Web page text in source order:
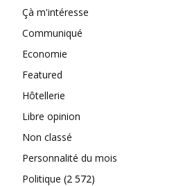
Çà m'intéresse
Communiqué
Economie
Featured
Hôtellerie
Libre opinion
Non classé
Personnalité du mois
Politique (2 572)